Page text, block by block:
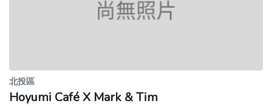
北投區
Hoyumi Café X Mark & Tim